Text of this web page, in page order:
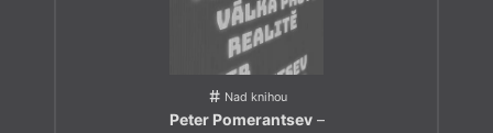
Nad knihou
Peter Pomerantsev–